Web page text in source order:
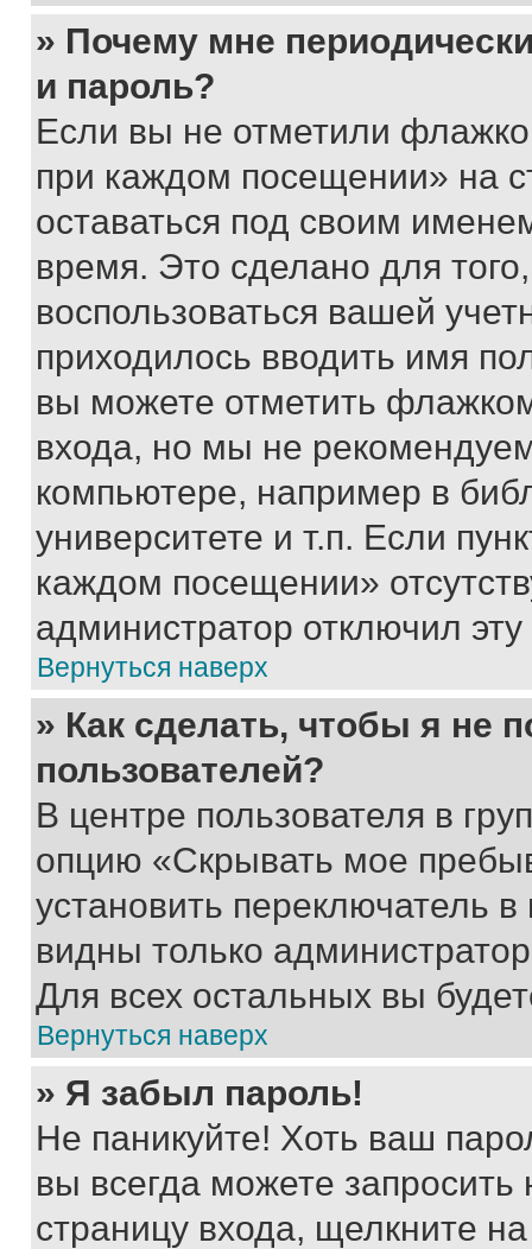
» Почему мне
и пароль?
Если вы не отметили
при каждом посещении» на
оставаться под своим
время. Это сделано для
воспользоваться вашей
приходилось вводить имя
вы можете отметить
входа, но мы не
компьютере, например в
университете и т.п. Если
каждом посещении»
администратор отключил
Вернуться наверх
» Как сделать, чтобы я не
пользователей?
В центре пользователя в
опцию «Скрывать мое
установить переключатель
видны только
Для всех остальных вы
Вернуться наверх
» Я забыл пароль!
Не паникуйте! Хоть ваш
вы всегда можете
страницу входа, щелкните